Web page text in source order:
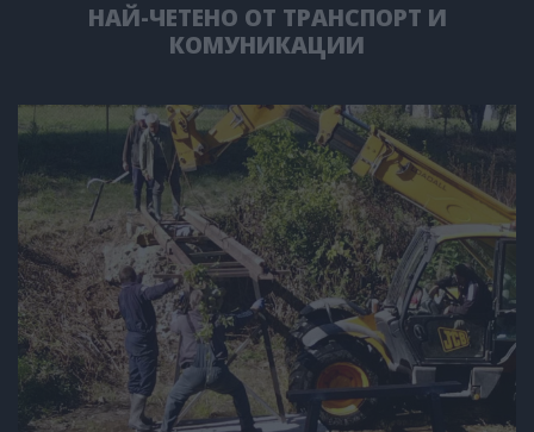
НАЙ-ЧЕТЕНО ОТ ТРАНСПОРТ И
КОМУНИКАЦИИ